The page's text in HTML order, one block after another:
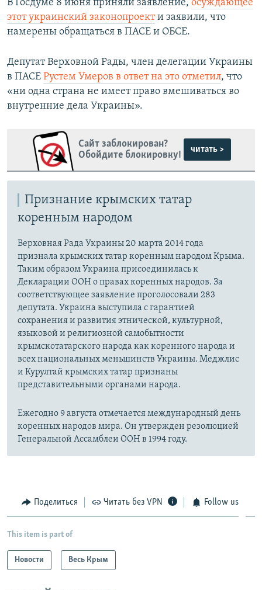
720p 1080p
720p
В Госдуме 8 июня приняли заявление, осуждающее
этот украинский законопроекти заявили, что
намерены обращаться в ПАСЕ и ОБСЕ.
Депутат Верховной Рады, член делегации Украины
в ПАСЕ Рустем Умеров в ответ на это отметил, что
«ни одна страна не имеет право вмешиваться во
внутренние дела Украины»​.
Сайт заблокирован?
Обойдите блокировку!
читать >
Признание крымских татар
коренным народом
Верховная Рада Украины 20 марта 2014 года
признала крымских татар коренным народом Крыма.
Таким образом Украина присоединилась к
Декларации ООН о правах коренных народов. За
соответствующее заявление проголосовали 283
депутата. Украина выступила с гарантией
сохранения и развития этнической, культурной,
языковой и религиозной самобытности
крымскотатарского народа как коренного народа и
всех национальных меньшинств Украины. Меджлис
и Курултай крымских татар признаны
представительными органами народа.
Ежегодно 9 августа отмечается международный день
коренных народов мира. Он утвержден резолюцией
Генеральной Ассамблеи ООН в 1994 году.
Поделиться Читать без VPN Follow us
This item is part of
Новости Весь Крым